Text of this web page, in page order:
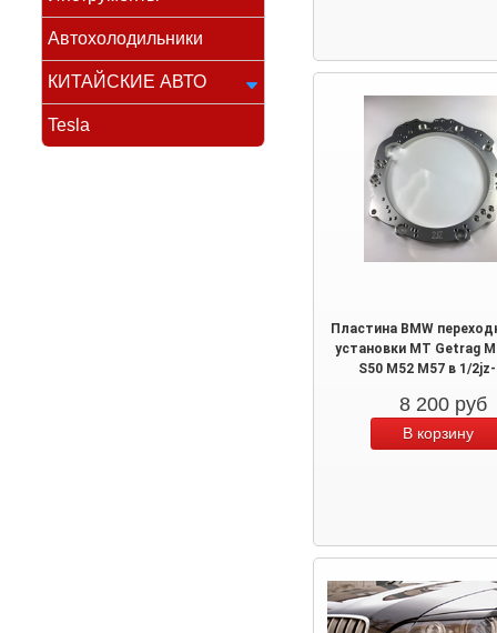
Автохолодильники
КИТАЙСКИЕ АВТО
Tesla
Пластина BMW
установки MT Getrag
S50 M52 M57 в 1/
8 200 руб